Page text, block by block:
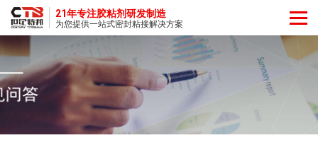
21年专注胶粘剂研发制造
为您提供一站式密封粘接解决方案